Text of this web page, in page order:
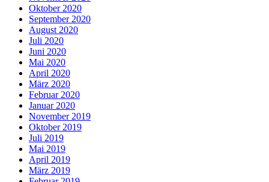
Oktober 2020
September 2020
August 2020
Juli 2020
Juni 2020
Mai 2020
April 2020
März 2020
Februar 2020
Januar 2020
November 2019
Oktober 2019
Juli 2019
Mai 2019
April 2019
März 2019